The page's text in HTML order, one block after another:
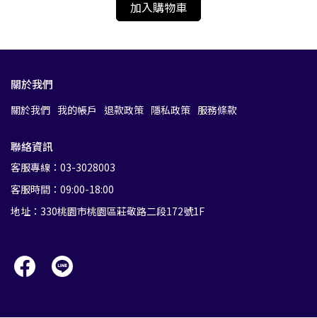
加入購物車
關於我們
關於我們 我的帳戶 退款政策 隱私政策 服務條款
聯絡資訊
客服專線：03-3028003
客服時間：09:00-18:00
地址：330桃園市桃園區莊敬路二段172號1F